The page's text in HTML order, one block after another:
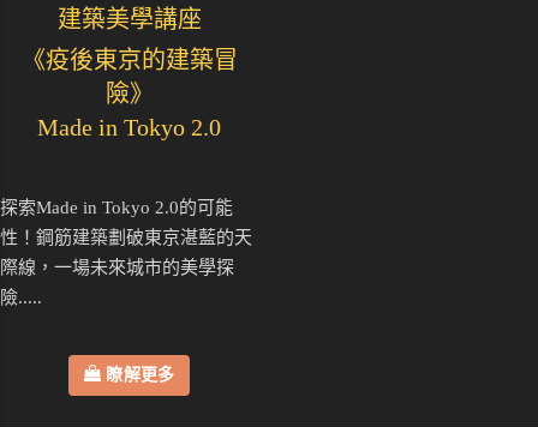
建築美學講座
《疫後東京的建築冒
險》
Made in Tokyo 2.0
探索Made in Tokyo 2.0的可能
性！鋼筋建築劃破東京湛藍的天
際線，一場未來城市的美學探
險.....
瞭解更多